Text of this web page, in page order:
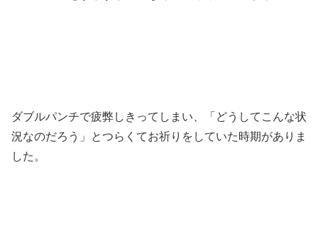
ダブルパンチで疲弊しきってしまい、「どうしてこんな状
況なのだろう」とつらくてお祈りをしていた時期がありま
した。